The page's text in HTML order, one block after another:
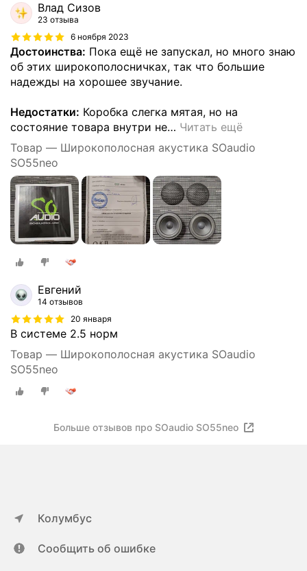
Влад Сизов
23 отзыва
6 ноября 2023
Достоинства: Пока ещё не запускал, но много знаю
об этих широкополосничках, так что большие
надежды на хорошее звучание.
Недостатки: Коробка слегка мятая, но на
состояние товара внутри не… Читать ещё
Товар — Широкополосная акустика SOaudio
SO55neo
Евгений
14 отзывов
20 января
В системе 2.5 норм
Товар — Широкополосная акустика SOaudio
SO55neo
Больше отзывов про SOaudio SO55neo
Колумбус
Сообщить об ошибке